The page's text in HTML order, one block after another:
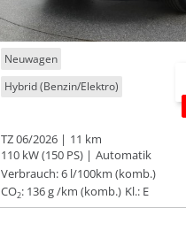
Neuwagen
Hybrid (Benzin/Elektro)
TZ 06/2026
11 km
110 kW (150 PS)
Automatik
Verbrauch: 6 l/100km (komb.)
CO2: 136 g /km (komb.) Kl.: E